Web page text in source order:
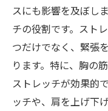
スにも影響を及ぼし
チの役割です。スト
つだけでなく、緊張
ります。特に、胸の
ストレッチが効果的
ッチや、肩を上げ下